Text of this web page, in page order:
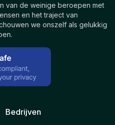
van de weinige beroepen met
en het traject van
we onszelf als gelukkig
Bedrijven